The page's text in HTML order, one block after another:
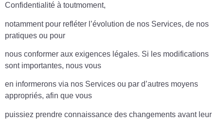
Confidentialité à toutmoment,
notamment pour refléter l’évolution de nos Services, de nos
pratiques ou pour
nous conformer aux exigences légales. Si les modifications
sont importantes, nous vous
en informerons via nos Services ou par d’autres moyens
appropriés, afin que vous
puissiez prendre connaissance des changements avant leur